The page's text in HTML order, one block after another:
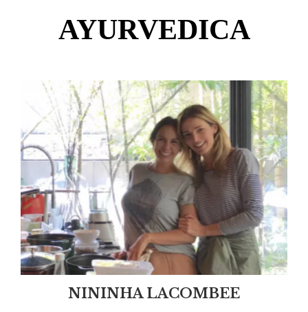
AYURVEDICA
NININHA LACOMBEE